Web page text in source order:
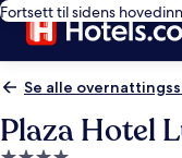
Fortsett til sidens
Se alle
Plaza Hotel